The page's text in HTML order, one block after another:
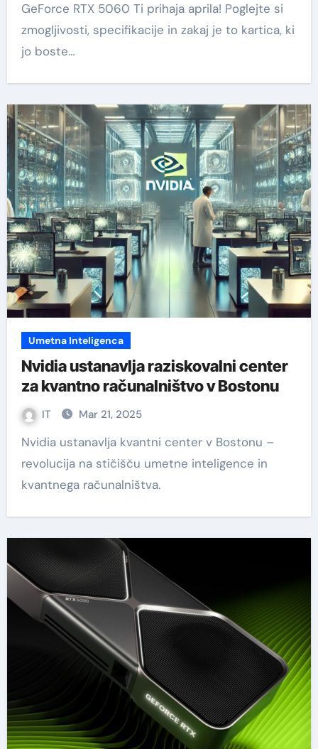
GeForce RTX 5060 Ti prihaja aprila! Poglejte si
zmogljivosti, specifikacije in zakaj je to kartica, ki
jo boste…
Umetna Inteligenca
Nvidia ustanavlja raziskovalni center
za kvantno računalništvo v Bostonu
IT Mar 21, 2025
Nvidia ustanavlja kvantni center v Bostonu –
revolucija na stičišču umetne inteligence in
kvantnega računalništva.